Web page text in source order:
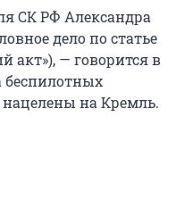
СК РФ Александра
дело по статье
акт»), — говорится в
беспилотных
на Кремль.